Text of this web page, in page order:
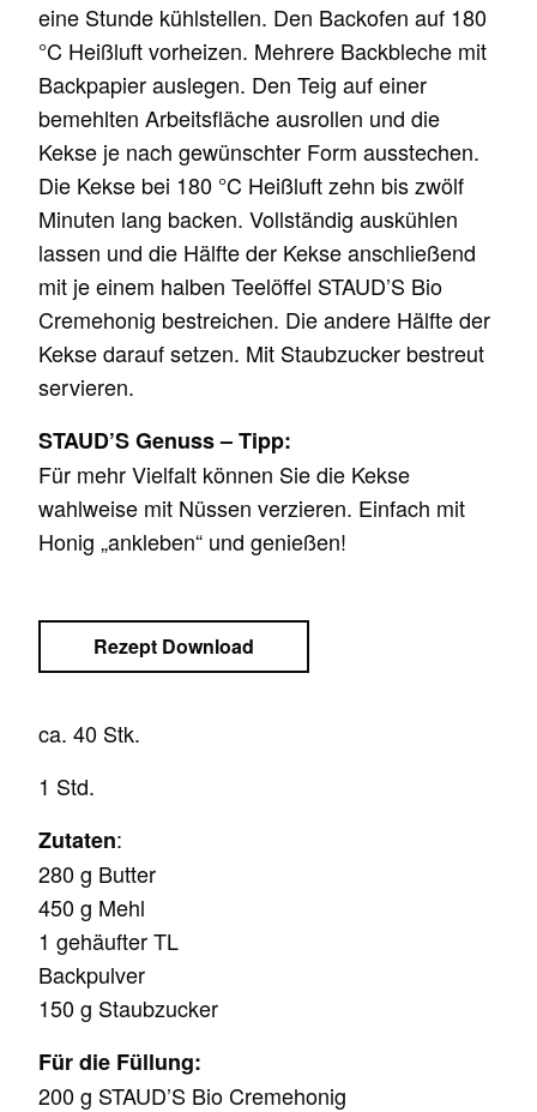
eine Stunde kühlstellen. Den Backofen auf 180
°C Heißluft vorheizen. Mehrere Backbleche mit
Backpapier auslegen. Den Teig auf einer
bemehlten Arbeitsfläche ausrollen und die
Kekse je nach gewünschter Form ausstechen.
Die Kekse bei 180 °C Heißluft zehn bis zwölf
Minuten lang backen. Vollständig auskühlen
lassen und die Hälfte der Kekse anschließend
mit je einem halben Teelöffel STAUD’S Bio
Cremehonig bestreichen. Die andere Hälfte der
Kekse darauf setzen. Mit Staubzucker bestreut
servieren.
STAUD’S Genuss – Tipp:
Für mehr Vielfalt können Sie die Kekse
wahlweise mit Nüssen verzieren. Einfach mit
Honig „ankleben“ und genießen!
Rezept Download
ca. 40 Stk.
1 Std.
Zutaten:
280 g Butter
450 g Mehl
1 gehäufter TL
Backpulver
150 g Staubzucker
Für die Füllung:
200 g STAUD’S Bio Cremehonig